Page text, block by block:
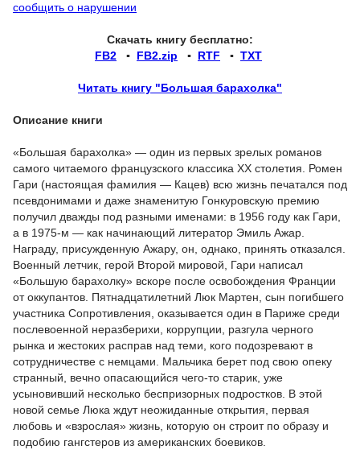
сообщить о нарушении
Скачать книгу бесплатно:
FB2 ▪ FB2.zip ▪ RTF ▪ TXT
Читать книгу "Большая барахолка"
Описание книги
«Большая барахолка» — один из первых зрелых романов
самого читаемого французского классика XX столетия. Ромен
Гари (настоящая фамилия — Кацев) всю жизнь печатался под
псевдонимами и даже знаменитую Гонкуровскую премию
получил дважды под разными именами: в 1956 году как Гари,
а в 1975-м — как начинающий литератор Эмиль Ажар.
Награду, присужденную Ажару, он, однако, принять отказался.
Военный летчик, герой Второй мировой, Гари написал
«Большую барахолку» вскоре после освобождения Франции
от оккупантов. Пятнадцатилетний Люк Мартен, сын погибшего
участника Сопротивления, оказывается один в Париже среди
послевоенной неразберихи, коррупции, разгула черного
рынка и жестоких расправ над теми, кого подозревают в
сотрудничестве с немцами. Мальчика берет под свою опеку
странный, вечно опасающийся чего-то старик, уже
усыновивший несколько беспризорных подростков. В этой
новой семье Люка ждут неожиданные открытия, первая
любовь и «взрослая» жизнь, которую он строит по образу и
подобию гангстеров из американских боевиков.